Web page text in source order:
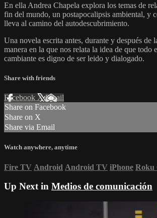
En ella Andrea Chapela explora los temas de
fin del mundo, un postapocalipsis ambiental, y
lleva al camino del autodescubrimiento.
Una novela escrita antes, durante y después de
manera en la que nos relata la idea de que todo
cambiante es digno de ser leido y dialogado.
Share with friends
Facebook XEmail
Share on Facebook
Share on X
Share via Email
Watch anywhere, anytime
Fire TV Android Android TV iPhone Roku
Up Next in Medios de comunicación